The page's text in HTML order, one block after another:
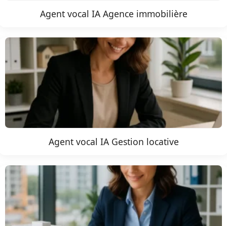
Agent vocal IA Agence immobilière
Agent vocal IA Gestion locative